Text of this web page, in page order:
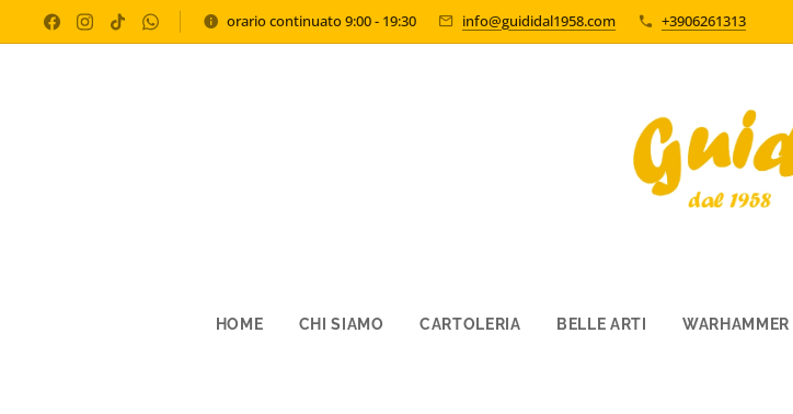
orario continuato 9:00 - 19:30 info@guididal1958.com +3906261313
HOME CHI SIAMO CARTOLERIA BELLE ARTI WARHAMMER